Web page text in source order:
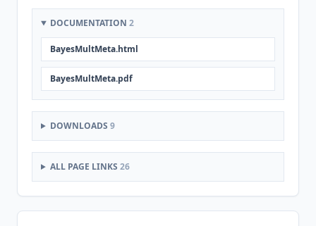
DOCUMENTATION 2
BayesMultMeta.html
BayesMultMeta.pdf
DOWNLOADS 9
ALL PAGE LINKS 26